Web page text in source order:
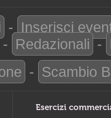
- Inserisci
Redazionali -
- Scambio
Esercizi